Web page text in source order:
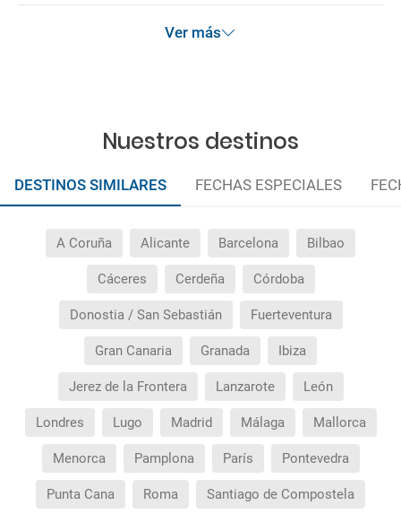
Ver más
Nuestros destinos
DESTINOS SIMILARES FECHAS ESPECIALES
A Coruña Alicante Barcelona Bilbao
Cáceres Cerdeña Córdoba
Donostia / San Sebastián Fuerteventura
Gran Canaria Granada Ibiza
Jerez de la Frontera Lanzarote León
Londres Lugo Madrid Málaga Mallorca
Menorca Pamplona París Pontevedra
Punta Cana Roma Santiago de Compostela